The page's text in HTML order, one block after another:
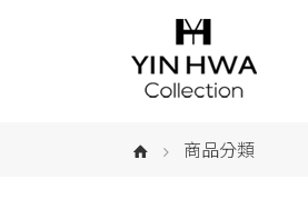
商品分類